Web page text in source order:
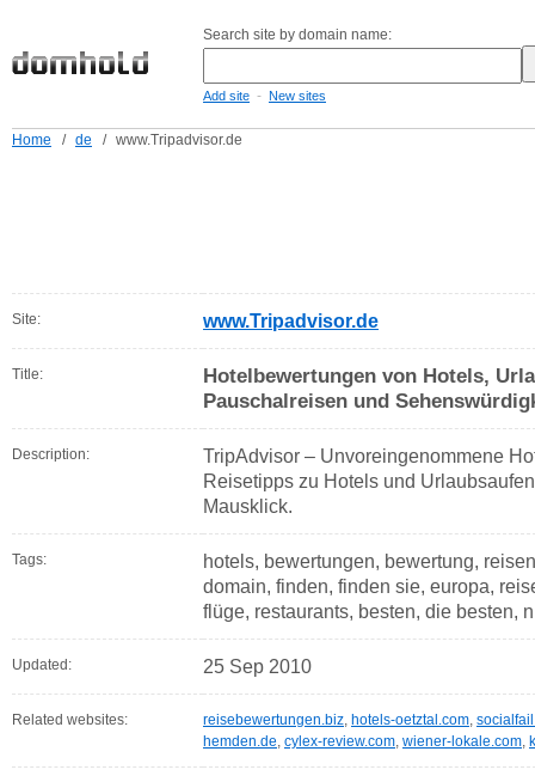
Search site by domain name:
Add site - New sites
Home / de / www.Tripadvisor.de
Site: www.Tripadvisor.de
Title:
Hotelbewertungen von Hotels,
Pauschalreisen und
Description:
TripAdvisor – Unvoreingenommene
Reisetipps zu Hotels und
Mausklick.
Tags:
hotels, bewertungen, bewertung,
domain, finden, finden sie, europa,
flüge, restaurants, besten, die besten,
Updated: 25 Sep 2010
Related websites: reisebewertungen.biz, hotels-oetztal.com,
hemden.de, cylex-review.com, wiener-lokale.com,